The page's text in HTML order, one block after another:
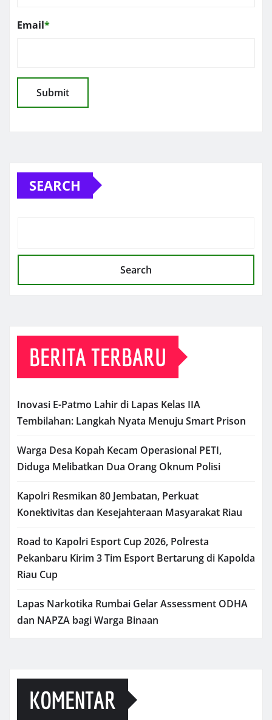
Email*
SEARCH
Search
BERITA TERBARU
Inovasi E-Patmo Lahir di Lapas Kelas IIA
Tembilahan: Langkah Nyata Menuju Smart Prison
Warga Desa Kopah Kecam Operasional PETI,
Diduga Melibatkan Dua Orang Oknum Polisi
Kapolri Resmikan 80 Jembatan, Perkuat
Konektivitas dan Kesejahteraan Masyarakat Riau
Road to Kapolri Esport Cup 2026, Polresta
Pekanbaru Kirim 3 Tim Esport Bertarung di Kapolda
Riau Cup
Lapas Narkotika Rumbai Gelar Assessment ODHA
dan NAPZA bagi Warga Binaan
KOMENTAR